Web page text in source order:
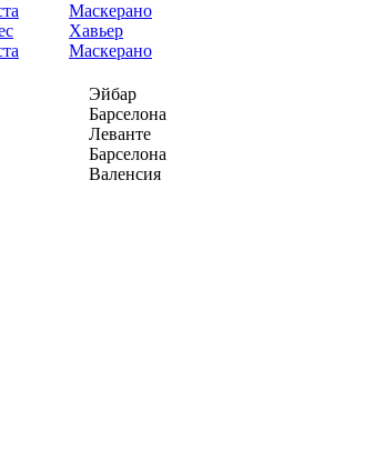
Хавьер
Маскерано
Эйбар
Барселона
Леванте
Барселона
Валенсия